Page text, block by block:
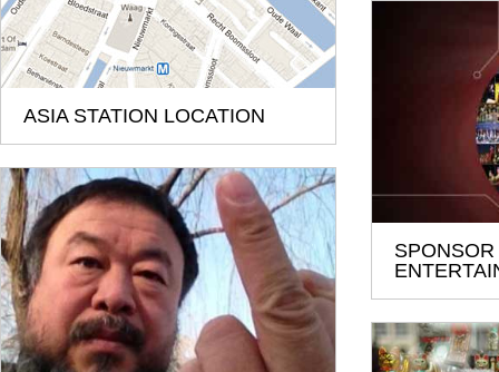
ASIA STATION LOCATION